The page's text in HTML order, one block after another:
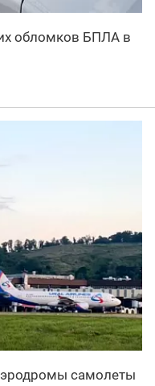
обломков БПЛА в
самолеты